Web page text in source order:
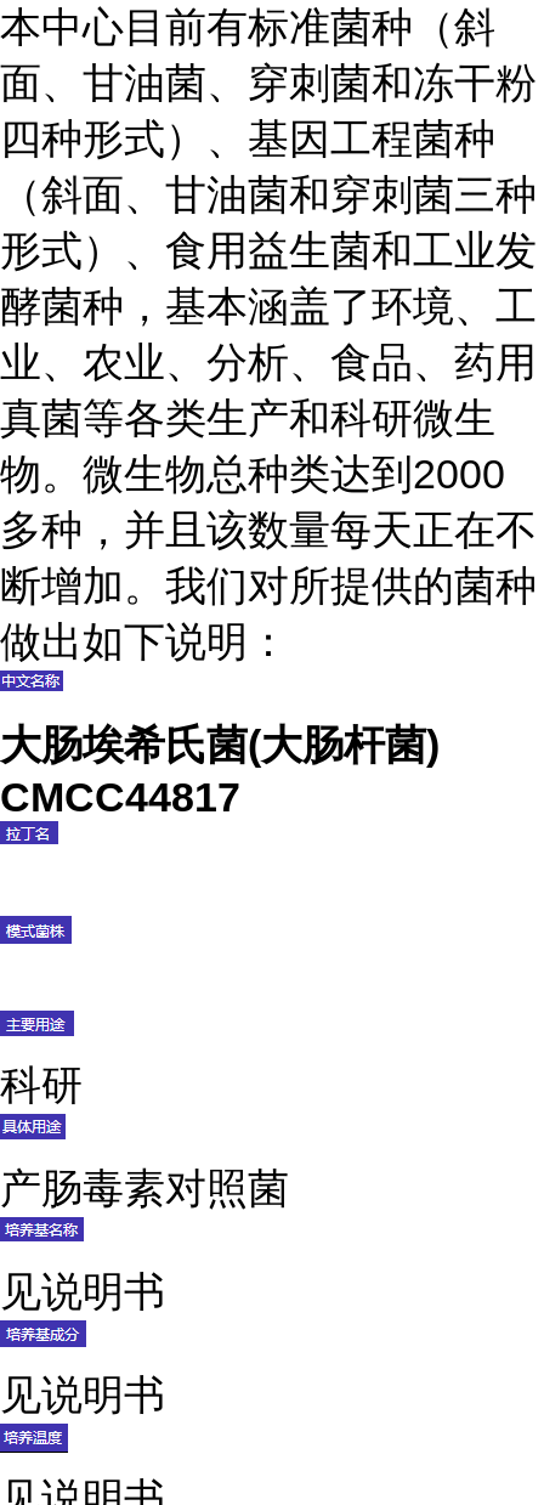
本中心目前有标准菌种（斜
面、甘油菌、穿刺菌和冻干粉
四种形式）、基因工程菌种
（斜面、甘油菌和穿刺菌三种
形式）、食用益生菌和工业发
酵菌种，基本涵盖了环境、工
业、农业、分析、食品、药用
真菌等各类生产和科研微生
物。微生物总种类达到2000
多种，并且该数量每天正在不
断增加。我们对所提供的菌种
做出如下说明：
大肠埃希氏菌(大肠杆菌)
CMCC44817
科研
产肠毒素对照菌
见说明书
见说明书